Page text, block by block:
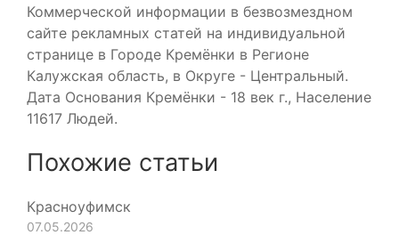
Коммерческой информации в безвозмездном
сайте рекламных статей на индивидуальной
странице в Городе Кремёнки в Регионе
Калужская область, в Округе - Центральный.
Дата Основания Кремёнки - 18 век г., Население
11617 Людей.
Похожие статьи
Красноуфимск
07.05.2026